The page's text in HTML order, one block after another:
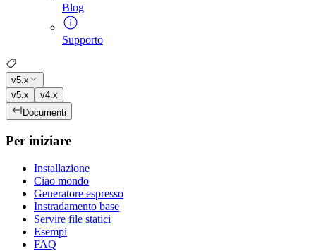
Blog
Supporto
v5.x
v5.x
v4.x
Documenti
Per iniziare
Installazione
Ciao mondo
Generatore espresso
Instradamento base
Servire file statici
Esempi
FAQ